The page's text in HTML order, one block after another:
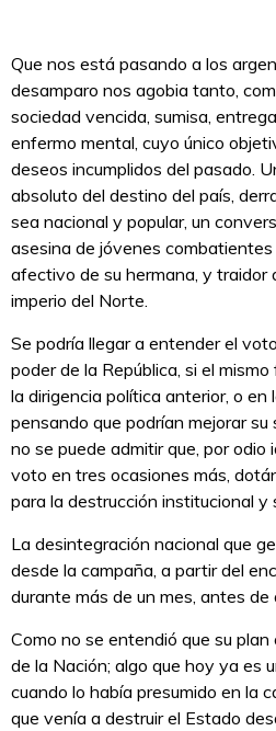
Que nos está pasando a los
desamparo nos agobia tanto,
sociedad vencida, sumisa,
enfermo mental, cuyo único
deseos incumplidos del pasado.
absoluto del destino del país,
sea nacional y popular, un
asesina de jóvenes
afectivo de su hermana, y traidor
imperio del Norte.
Se podría llegar a entender el
poder de la República, si el
la dirigencia política anterior, o en
pensando que podrían mejorar su
no se puede admitir que, por odio
voto en tres ocasiones más,
para la destrucción institucional y
La desintegración nacional que
desde la campaña, a partir del
durante más de un mes, antes de
Como no se entendió que su
de la Nación; algo que hoy ya es
cuando lo había presumido en la
que venía a destruir el Estado